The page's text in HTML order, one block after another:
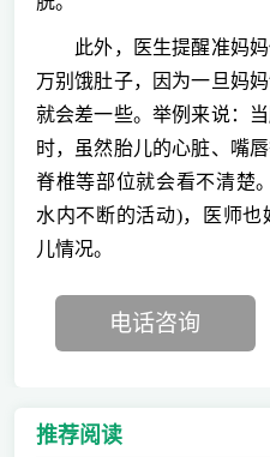
此外，医生提醒准妈妈
万别饿肚子，因为一旦妈
就会差一些。举例来说：
时，虽然胎儿的心脏、嘴
脊椎等部位就会看不清楚
水内不断的活动)，医师
儿情况。
电话咨询
推荐阅读